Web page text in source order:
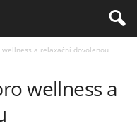
a relaxační dovolenou
wellness a